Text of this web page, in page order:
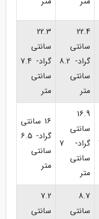
22.4
سانتی
گراد- 8.2
سانتی
متر
22.3
سانتی
گراد- 7.4
سانتی
متر
16.9
سانتی
گراد- 7
سانتی
متر
16 سانتی
گراد- 6.5
سانتی
متر
8.7
سانتی
7.2
سانتی